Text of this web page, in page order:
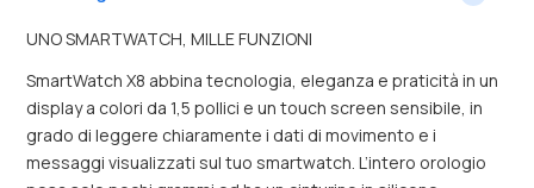
UNO SMARTWATCH, MILLE FUNZIONI
SmartWatch X8 abbina tecnologia, eleganza e praticità in un
display a colori da 1,5 pollici e un touch screen sensibile, in
grado di leggere chiaramente i dati di movimento e i
messaggi visualizzati sul tuo smartwatch. L’intero orologio